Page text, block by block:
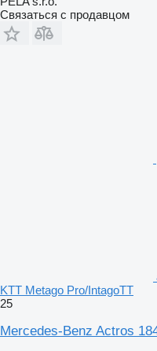
Связаться с продавцом
KTT Metago Pro/IntagoTT
25
Mercedes-Benz Actros